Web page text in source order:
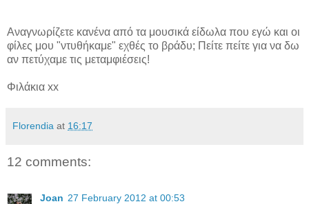
Αναγνωρίζετε κανένα από τα μουσικά είδωλα που εγώ και οι
φίλες μου "ντυθήκαμε" εχθές το βράδυ; Πείτε πείτε για να δω
αν πετύχαμε τις μεταμφιέσεις!
Φιλάκια xx
Florendia at 16:17
12 comments:
Joan 27 February 2012 at 00:53